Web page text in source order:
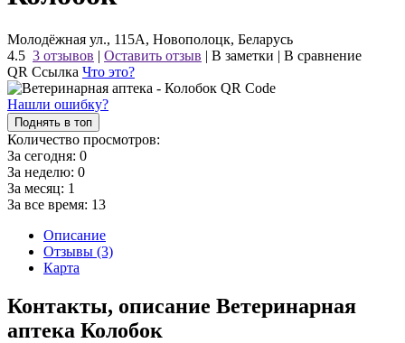
Молодёжная ул., 115А, Новополоцк, Беларусь
4.5 3 отзывов | Оставить отзыв | В заметки | В сравнение
QR Ссылка Что это?
Нашли ошибку?
Поднять в топ
Количество просмотров:
За сегодня: 0
За неделю: 0
За месяц: 1
За все время: 13
Описание
Отзывы (3)
Карта
Контакты, описание Ветеринарная
аптека Колобок